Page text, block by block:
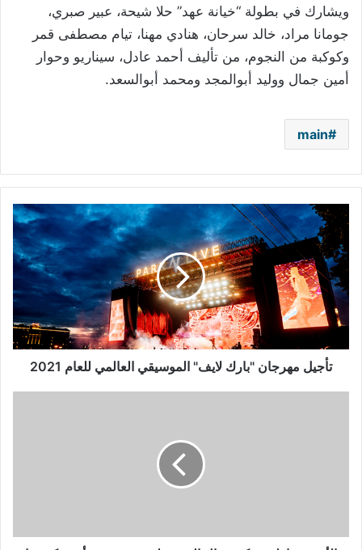
ويشارك في بطولة “خيانة عهد” حلا شيحة، عبير صبري،
جومانا مراد، خالد سرحان، هنادي مهنا، تيام مصطفى قمر
وكوكبة من النجوم، من تأليف أحمد عادل، سيناريو وحوار
أمين جمال ووليد أبوالمجد ومحمد أبوالسعد.
main
تأجيل
مهرجان
"بارك
لايف"
الموسيقي
العالمي
للعام
2021
تأجيل مهرجان "بارك لايف" الموسيقي العالمي للعام 2021
أزمة